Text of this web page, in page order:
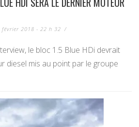
février 2018 - 22 h 32 /
le bloc 1.5 Blue HDi devrait
diesel mis au point par le groupe